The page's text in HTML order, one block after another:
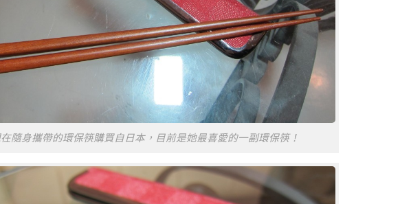
隨身攜帶的環保筷購買自日本，目前是她最喜愛的一副環保筷！